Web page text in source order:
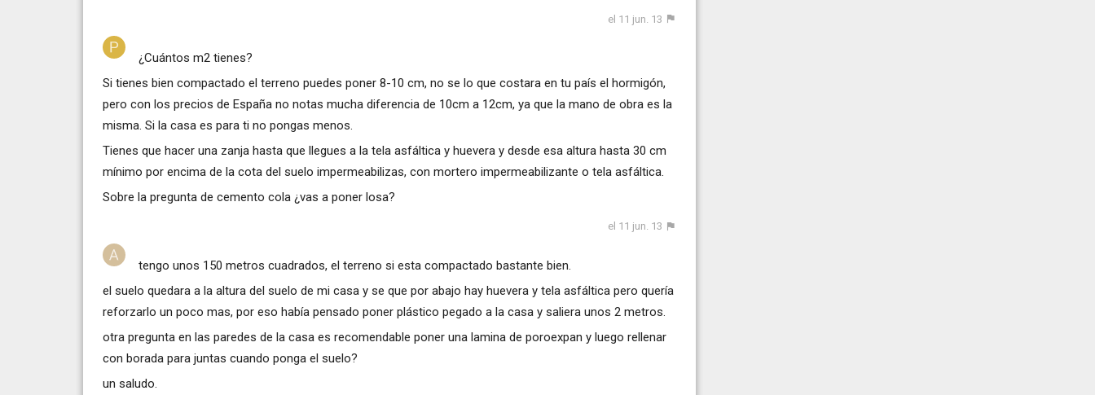
el 11 jun. 13
¿Cuántos m2 tienes?
Si tienes bien compactado el terreno puedes poner 8-10 cm, no se lo que costara en tu país el hormigón,
pero con los precios de España no notas mucha diferencia de 10cm a 12cm, ya que la mano de obra es la
misma. Si la casa es para ti no pongas menos.
Tienes que hacer una zanja hasta que llegues a la tela asfáltica y huevera y desde esa altura hasta 30 cm
mínimo por encima de la cota del suelo impermeabilizas, con mortero impermeabilizante o tela asfáltica.
Sobre la pregunta de cemento cola ¿vas a poner losa?
el 11 jun. 13
tengo unos 150 metros cuadrados, el terreno si esta compactado bastante bien.
el suelo quedara a la altura del suelo de mi casa y se que por abajo hay huevera y tela asfáltica pero quería
reforzarlo un poco mas, por eso había pensado poner plástico pegado a la casa y saliera unos 2 metros.
otra pregunta en las paredes de la casa es recomendable poner una lamina de poroexpan y luego rellenar
con borada para juntas cuando ponga el suelo?
un saludo.